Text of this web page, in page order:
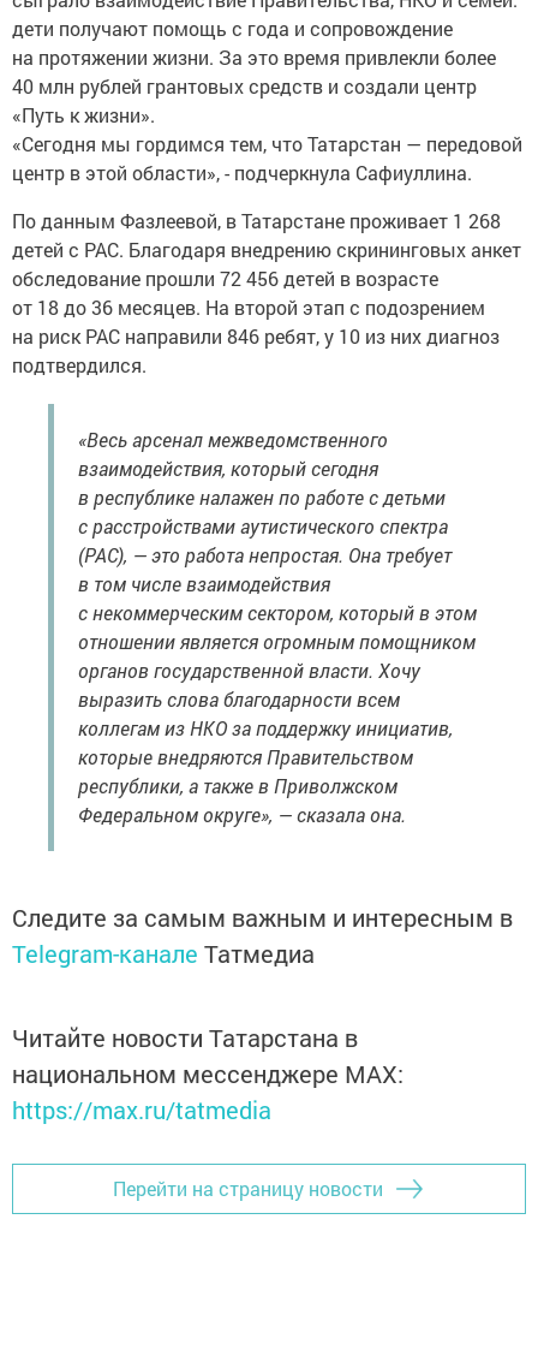
дети получают помощь с года и сопровождение
на протяжении жизни. За это время привлекли более
40 млн рублей грантовых средств и создали центр
«Путь к жизни».
«Сегодня мы гордимся тем, что Татарстан — передовой
центр в этой области», - подчеркнула Сафиуллина.
По данным Фазлеевой, в Татарстане проживает 1 268
детей с РАС. Благодаря внедрению скрининговых анкет
обследование прошли 72 456 детей в возрасте
от 18 до 36 месяцев. На второй этап с подозрением
на риск РАС направили 846 ребят, у 10 из них диагноз
подтвердился.
«Весь арсенал межведомственного
взаимодействия, который сегодня
в республике налажен по работе с детьми
с расстройствами аутистического спектра
(РАС), — это работа непростая. Она требует
в том числе взаимодействия
с некоммерческим сектором, который в этом
отношении является огромным помощником
органов государственной власти. Хочу
выразить слова благодарности всем
коллегам из НКО за поддержку инициатив,
которые внедряются Правительством
республики, а также в Приволжском
Федеральном округе», — сказала она.
Следите за самым важным и интересным в
Telegram-канале Татмедиа
Читайте новости Татарстана в
национальном мессенджере MАХ:
https://max.ru/tatmedia
Перейти на страницу новости